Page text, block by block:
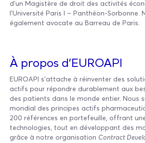
d’un Magistère de droit des activités
l’Université Paris I – Panthéon-Sorbonne.
également avocate au Barreau de Paris.
À propos d’EUROAPI
EUROAPI s'attache à réinventer des
actifs pour répondre durablement aux
des patients dans le monde entier. Nous
mondial des principes actifs
200 références en portefeuille, offrant
technologies, tout en développant des
grâce à notre organisation Contract